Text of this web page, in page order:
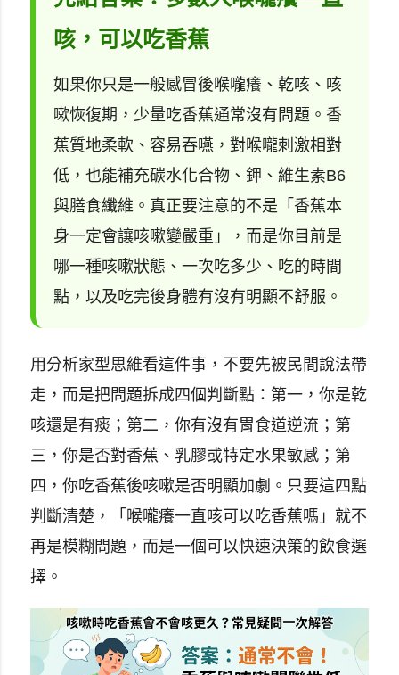
咳，可以吃香蕉
如果你只是一般感冒後喉嚨癢、乾咳、咳
嗽恢復期，少量吃香蕉通常沒有問題。香
蕉質地柔軟、容易吞嚥，對喉嚨刺激相對
低，也能補充碳水化合物、鉀、維生素B6
與膳食纖維。真正要注意的不是「香蕉本
身一定會讓咳嗽變嚴重」，而是你目前是
哪一種咳嗽狀態、一次吃多少、吃的時間
點，以及吃完後身體有沒有明顯不舒服。
用分析家型思維看這件事，不要先被民間說法帶
走，而是把問題拆成四個判斷點：第一，你是乾
咳還是有痰；第二，你有沒有胃食道逆流；第
三，你是否對香蕉、乳膠或特定水果敏感；第
四，你吃香蕉後咳嗽是否明顯加劇。只要這四點
判斷清楚，「喉嚨癢一直咳可以吃香蕉嗎」就不
再是模糊問題，而是一個可以快速決策的飲食選
擇。